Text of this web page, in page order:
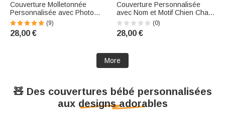
Couverture Molletonnée
Personnalisée avec Photo
Titre et 1-10 Noms Cadeau de
Fête des Pères Fête des
Mères pour les Parents
(9)
28,00 €
Couverture Personnalisée
avec Nom et Motif Chien Chat
Coeur Cadeau Anniversaire
pour Ceux Qui Aiment les
Animaux
(0)
28,00 €
More
🧸 Des couvertures bébé personnalisées
aux designs adorables